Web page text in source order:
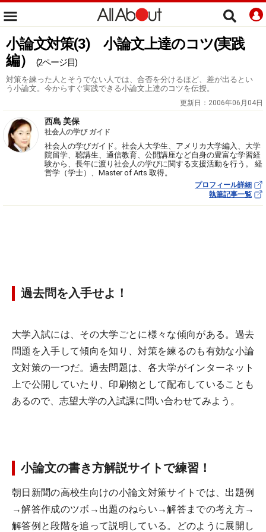
小論文対策(3) 小論文上達のコツ(実践
編）
(2ページ目)
対策を練った人とそうでない人では、合否を分けるほど、差が出るとい
う小論文。今からすぐ実践できる小論文上達のコツを伝授。
更新日： 2006年06月04日
西島 美保
社会人の学び ガイド
社会人の学びガイド。社会人大学生、アメリカ大学編入、大学
院留学、聴講生、通信教育、公開講座など自身の豊富な学習経
験から、長年に渡り社会人の学びに関する支援活動を行う。 経
営学（学士）、Master of Arts 取得。
プロフィール詳細
執筆記事一覧
過去問を入手せよ！
大学入試には、その大学ごとに様々な傾向がある。過去
問題を入手して傾向を知り、対策を練るのも有効な小論
文対策の一つだ。過去問題は、各大学がインターネット
上で公開していたり、印刷物として配布していることも
あるので、志望大学の入試課に問い合わせてみよう。
小論文の書き方解説サイトで練習！
朝日新聞の高校生向けの小論文対策サイトでは、出題例
→解答作成のツボ→出題のねらい→解答までの考え方→
解答例と段階を追って説明している。どのように展開し